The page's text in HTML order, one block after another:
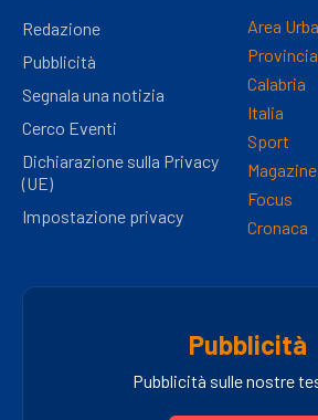
Redazione
Pubblicità
Segnala una notizia
Cerco Eventi
Dichiarazione sulla Privacy
(UE)
Impostazione privacy
Area
Provincia
Calabria
Italia
Sport
Magazine
Focus
Cronaca
Pubblicità
Pubblicità sulle nostre